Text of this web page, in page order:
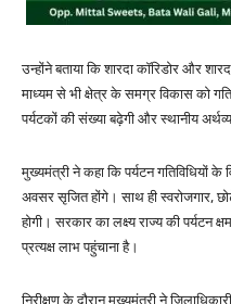
उन्होंने बताया कि शारदा कॉरिडोर और
माध्यम से भी क्षेत्र के समग्र विकास को
पर्यटकों की संख्या बढ़ेगी और स्थानीय
मुख्यमंत्री ने कहा कि पर्यटन गतिविधियों
अवसर सृजित होंगे। साथ ही स्वरोजगार,
होगी। सरकार का लक्ष्य राज्य की पर्यटन
प्रत्यक्ष लाभ पहुंचाना है।
निरीक्षण के दौरान मुख्यमंत्री ने